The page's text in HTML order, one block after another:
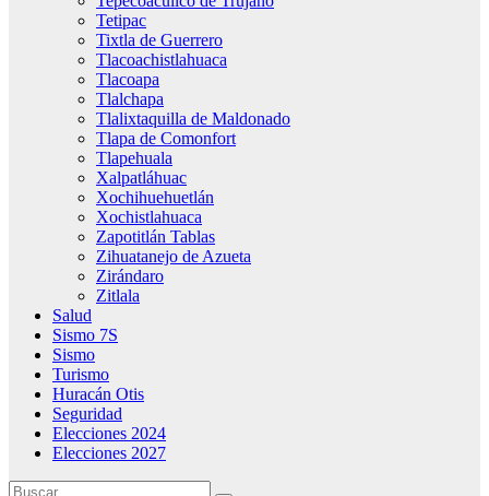
Tetipac
Tixtla de Guerrero
Tlacoachistlahuaca
Tlacoapa
Tlalchapa
Tlalixtaquilla de Maldonado
Tlapa de Comonfort
Tlapehuala
Xalpatláhuac
Xochihuehuetlán
Xochistlahuaca
Zapotitlán Tablas
Zihuatanejo de Azueta
Zirándaro
Zitlala
Salud
Sismo 7S
Sismo
Turismo
Huracán Otis
Seguridad
Elecciones 2024
Elecciones 2027